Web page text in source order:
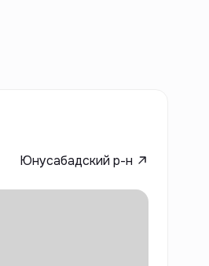
Юнусабадский р-н